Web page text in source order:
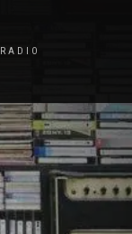
RADIO